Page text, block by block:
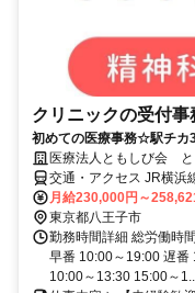
クリニックの受付事
初めての医療事務☆駅チカ
医療法人ともしび会 と
交通・アクセス JR横浜
塩尻) 八王子駅から徒歩
月給230,000円～
東京都八王子市
勤務時間詳細 総労働時
早番 10:00～19:00 遅
10:00～13:30 15:00～